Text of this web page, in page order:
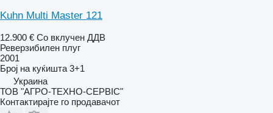
Kuhn Multi Master 121
12.900 € Со вклучен ДДВ
Реверзибилен плуг
2001
Број на куќишта 3+1
Украина
ТОВ "АГРО-ТЕХНО-СЕРВІС"
Контактирајте го продавачот